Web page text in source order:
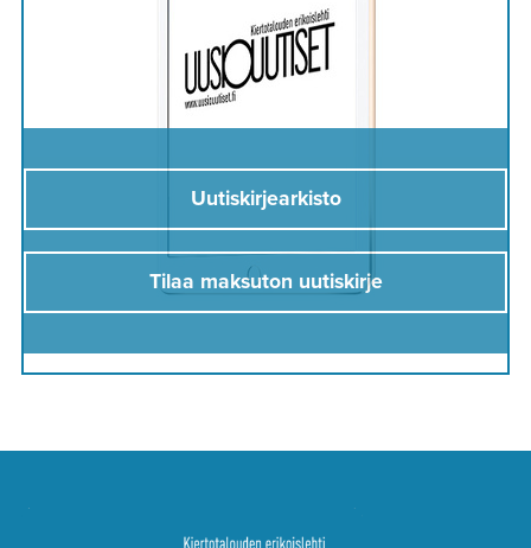
Uutiskirjearkisto
Tilaa maksuton uutiskirje